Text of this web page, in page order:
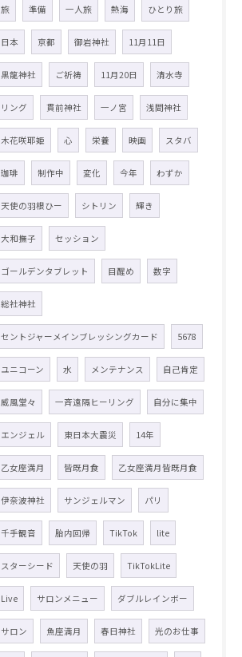
旅 準備 一人旅 熱海 ひとり旅
日本 京都 御岩神社 11月11日
黒龍神社 ご祈祷 11月20日 清水寺
リング 貫前神社 一ノ宮 浅間神社
木花咲耶姫 心 栄養 映画 スタバ
珈琲 制作中 変化 今年 わずか
天使の羽根ひー シトリン 輝き
大和撫子 セッション
ゴールデンタブレット 目醒め 数字
総社神社
セントジャーメインブレッシングカード 5678
ユニコーン 水 メンテナンス 自己肯定
威風堂々 一斉遠隔ヒーリング 自分に集中
エンジェル 東日本大震災 14年
乙女座満月 皆既月食 乙女座満月皆既月食
伊奈波神社 サンジェルマン パリ
千手観音 胎内回帰 TikTok lite
スターシード 天使の羽 TikTokLite
Live サロンメニュー ダブルレインボー
サロン 魚座満月 春日神社 光のお仕事